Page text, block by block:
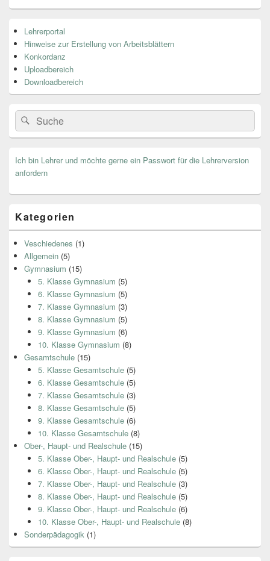
Seitenleisten
Widget-
Bereich
Lehrerportal
Hinweise zur Erstellung von Arbeitsblättern
Konkordanz
Uploadbereich
Downloadbereich
Search
for:
Suche
Ich bin Lehrer und möchte gerne ein Passwort für die Lehrerversion
anfordern
Kategorien
Veschiedenes (1)
Allgemein (5)
Gymnasium (15)
5. Klasse Gymnasium (5)
6. Klasse Gymnasium (5)
7. Klasse Gymnasium (3)
8. Klasse Gymnasium (5)
9. Klasse Gymnasium (6)
10. Klasse Gymnasium (8)
Gesamtschule (15)
5. Klasse Gesamtschule(5)
6. Klasse Gesamtschule(5)
7. Klasse Gesamtschule(3)
8. Klasse Gesamtschule(5)
9. Klasse Gesamtschule(6)
10. Klasse Gesamtschule(8)
Ober-, Haupt- und Realschule (15)
5. Klasse Ober-, Haupt- und Realschule(5)
6. Klasse Ober-, Haupt- und Realschule(5)
7. Klasse Ober-, Haupt- und Realschule(3)
8. Klasse Ober-, Haupt- und Realschule(5)
9. Klasse Ober-, Haupt- und Realschule(6)
10. Klasse Ober-, Haupt- und Realschule(8)
Sonderpädagogik (1)